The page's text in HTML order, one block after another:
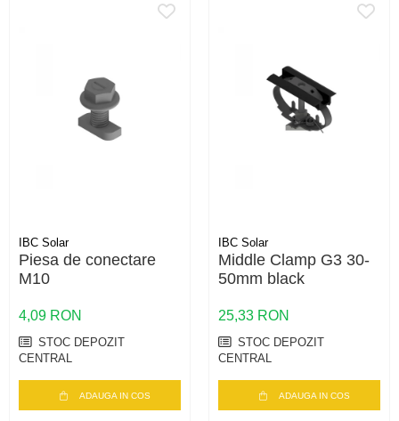
IBC Solar
Piesa de conectare
M10
4,09 RON
STOC DEPOZIT
CENTRAL
ADAUGA IN COS
IBC Solar
Middle Clamp G3 30-
50mm black
25,33 RON
STOC DEPOZIT
CENTRAL
ADAUGA IN COS